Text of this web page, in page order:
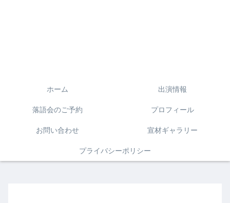
ホーム 出演情報
落語会のご予約 プロフィール
お問い合わせ 宣材ギャラリー
プライバシーポリシー